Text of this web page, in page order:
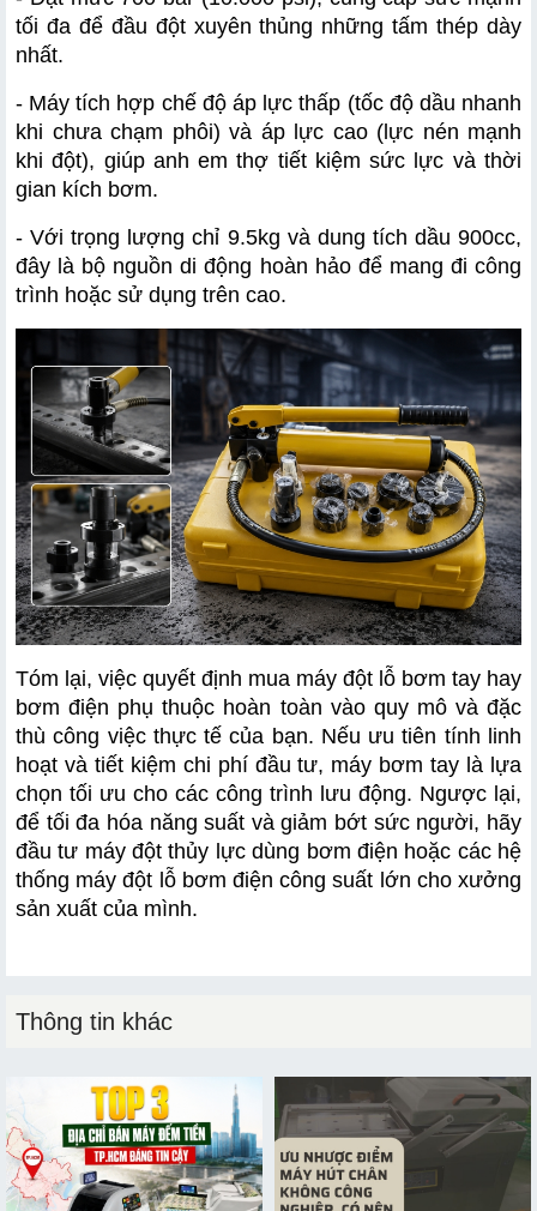
tối đa để đầu đột xuyên thủng những tấm thép dày
nhất.
- Máy tích hợp chế độ áp lực thấp (tốc độ dầu nhanh
khi chưa chạm phôi) và áp lực cao (lực nén mạnh
khi đột), giúp anh em thợ tiết kiệm sức lực và thời
gian kích bơm.
- Với trọng lượng chỉ 9.5kg và dung tích dầu 900cc,
đây là bộ nguồn di động hoàn hảo để mang đi công
trình hoặc sử dụng trên cao.
Tóm lại, việc quyết định mua máy đột lỗ bơm tay hay
bơm điện phụ thuộc hoàn toàn vào quy mô và đặc
thù công việc thực tế của bạn. Nếu ưu tiên tính linh
hoạt và tiết kiệm chi phí đầu tư, máy bơm tay là lựa
chọn tối ưu cho các công trình lưu động. Ngược lại,
để tối đa hóa năng suất và giảm bớt sức người, hãy
đầu tư máy đột thủy lực dùng bơm điện hoặc các hệ
thống máy đột lỗ bơm điện công suất lớn cho xưởng
sản xuất của mình.
Thông tin khác